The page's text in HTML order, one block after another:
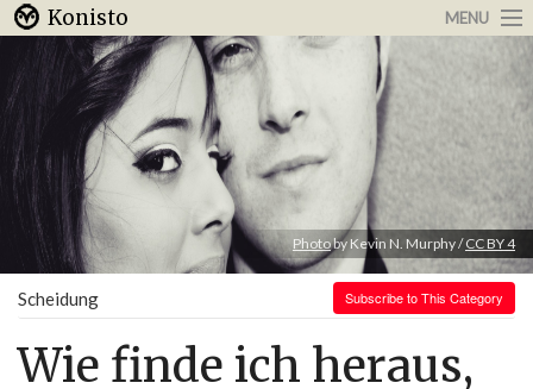
Konisto MENU
Arbeit & Karriere
Urlaub & Reisen
Photoby Kevin N. Murphy /CC BY 4
Scheidung Subscribe to This Category
Wie finde ich heraus,